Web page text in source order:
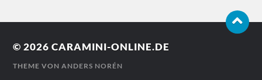
© 2026CARAMINI-ONLINE.DE
THEME VONANDERS NORÉN